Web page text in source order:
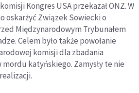
Kongres USA przekazał ONZ. W
oskarżyć Związek Sowiecki o
Międzynarodowym Trybunałem
Celem było także powołanie
komisji dla zbadania
katyńskiego. Zamysły te nie